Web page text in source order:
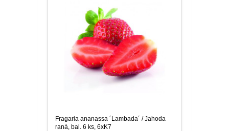
Fragaria ananassa ´Lambada´ / Jahoda
raná, bal. 6 ks, 6xK7